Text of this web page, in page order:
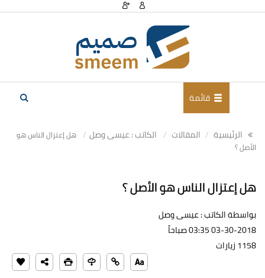
قائمة
الرئيسية المقالات الكاتب : عيسى وصل
هل إعتزال الناس هو
الأصل ؟
هل إعتزال الناس هو الأصل ؟
بواسطة الكاتب : عيسى وصل
03-30-2018 03:35 صباحاً
1158 زيارات